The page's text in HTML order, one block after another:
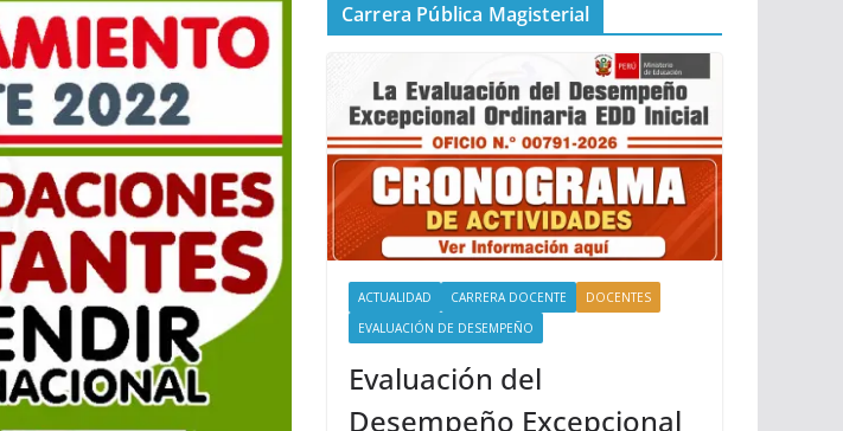
Carrera Pública Magisterial
ACTUALIDAD CARRERA DOCENTE
DOCENTES
EVALUACIÓN DE DESEMPEÑO
Evaluación del
Desempeño Excepcional